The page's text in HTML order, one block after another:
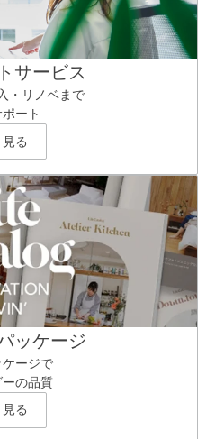
サービス
・リノベまで
ート
る
ッケージ
ージで
の品質
る